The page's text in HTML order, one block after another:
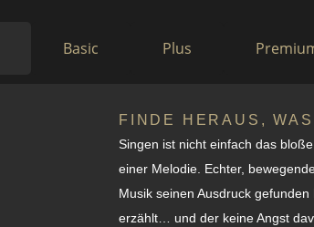
Basic Plus
FINDE HERAUS,
Singen ist nicht einfach das
einer Melodie. Echter,
Musik seinen Ausdruck
erzählt… und der keine Angst